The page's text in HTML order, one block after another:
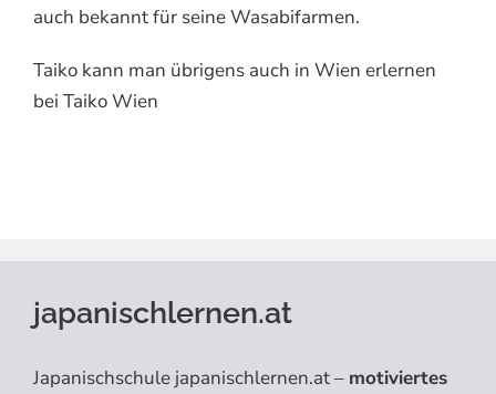
auch bekannt für seine Wasabifarmen.
Taiko kann man übrigens auch in Wien erlernen
bei Taiko Wien
japanischlernen.at
Japanischschule japanischlernen.at – motiviertes